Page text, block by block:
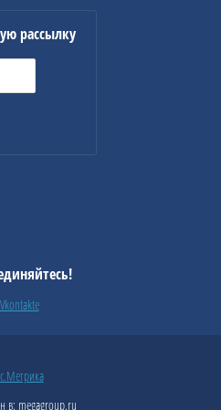
рассылку
в: megagroup.ru